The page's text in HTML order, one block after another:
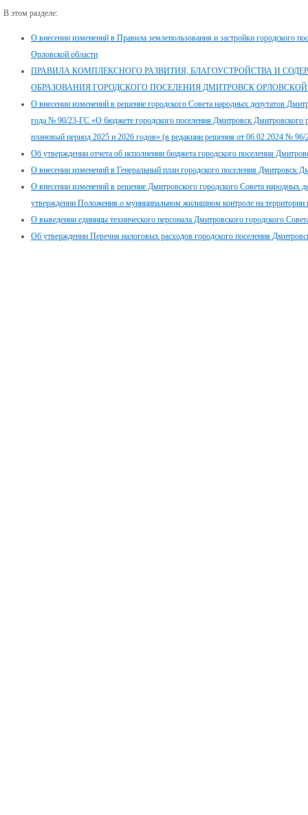
В этом разделе:
О внесении изменений в Правила землепользования и застройки городского
Орловской области
ПРАВИЛА КОМПЛЕКСНОГО РАЗВИТИЯ, БЛАГОУСТРОЙСТВА И
ОБРАЗОВАНИЯ ГОРОДСКОГО ПОСЕЛЕНИЯ ДМИТРОВСК
О внесении изменений в решение городского Совета народных депутатов
года № 90/23-ГС «О бюджете городского поселения Дмитровск Дмитровского
плановый период 2025 и 2026 годов» (в редакции решения от 06.02.2024 №
Об утверждении отчета об исполнении бюджета городского поселения
О внесении изменений в Генеральный план городского поселения Дмитровск
О внесении изменений в решение Дмитровского городского Совета
утверждении Положения о муниципальном жилищном контроле на территории
О выведении единицы технического персонала Дмитровского городского
Об утверждении Перечня налоговых расходов городского поселения